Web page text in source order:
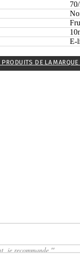
E-
DE LA
je recommande"